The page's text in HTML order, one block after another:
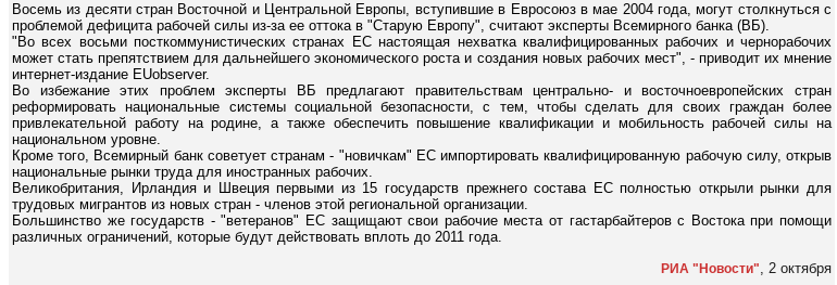
Восемь из десяти стран Восточной и Центральной Европы, вступившие в Евросоюз в мае 2004 года, могут столкнуться с
проблемой дефицита рабочей силы из-за ее оттока в "Старую Европу", считают эксперты Всемирного банка (ВБ).
"Во всех восьми посткоммунистических странах ЕС настоящая нехватка квалифицированных рабочих и чернорабочих
может стать препятствием для дальнейшего экономического роста и создания новых рабочих мест", - приводит их мнение
интернет-издание EUobserver.
Во избежание этих проблем эксперты ВБ предлагают правительствам центрально- и восточноевропейских стран
реформировать национальные системы социальной безопасности, с тем, чтобы сделать для своих граждан более
привлекательной работу на родине, а также обеспечить повышение квалификации и мобильность рабочей силы на
национальном уровне.
Кроме того, Всемирный банк советует странам - "новичкам" ЕС импортировать квалифицированную рабочую силу, открыв
национальные рынки труда для иностранных рабочих.
Великобритания, Ирландия и Швеция первыми из 15 государств прежнего состава ЕС полностью открыли рынки для
трудовых мигрантов из новых стран - членов этой региональной организации.
Большинство же государств - "ветеранов" ЕС защищают свои рабочие места от гастарбайтеров с Востока при помощи
различных ограничений, которые будут действовать вплоть до 2011 года.
РИА "Новости" , 2 октября